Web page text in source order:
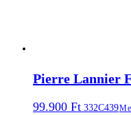
Pierre Lannier
99.900 Ft 332C439